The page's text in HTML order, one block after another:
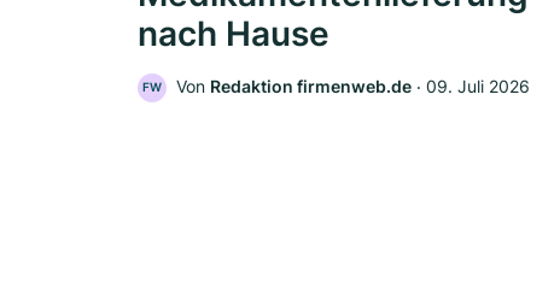
nach Hause
FW Von Redaktion firmenweb.de ‧ 09. Juli 2026